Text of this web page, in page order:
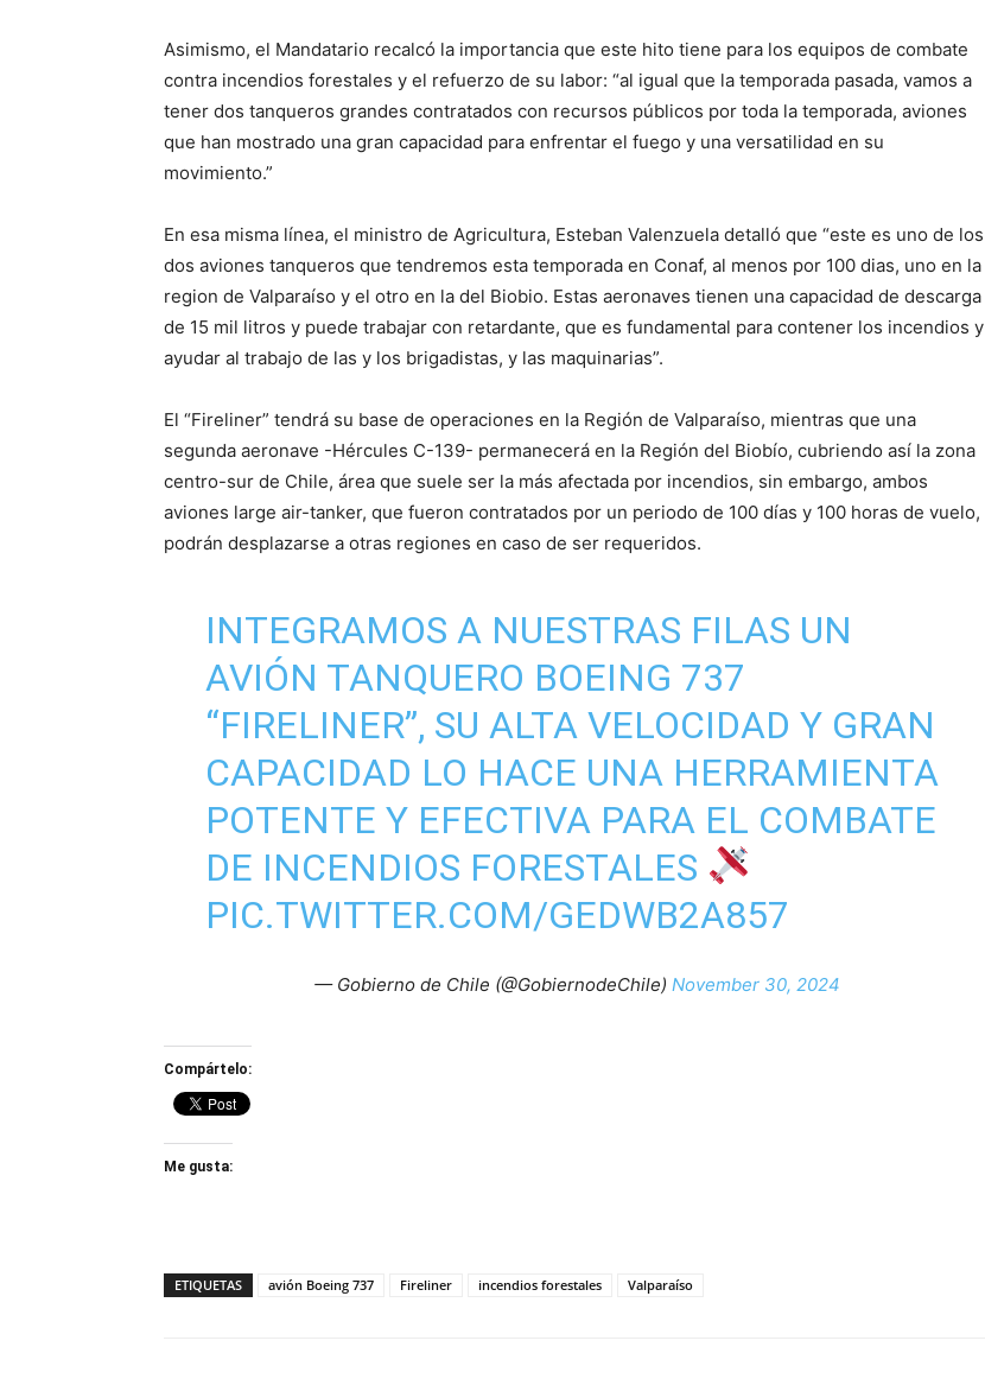
Asimismo, el Mandatario recalcó la importancia que este hito tiene para los equipos de combate
contra incendios forestales y el refuerzo de su labor: “al igual que la temporada pasada, vamos a
tener dos tanqueros grandes contratados con recursos públicos por toda la temporada, aviones
que han mostrado una gran capacidad para enfrentar el fuego y una versatilidad en su
movimiento.”
En esa misma línea, el ministro de Agricultura, Esteban Valenzuela detalló que “este es uno de los
dos aviones tanqueros que tendremos esta temporada en Conaf, al menos por 100 dias, uno en la
region de Valparaíso y el otro en la del Biobio. Estas aeronaves tienen una capacidad de descarga
de 15 mil litros y puede trabajar con retardante, que es fundamental para contener los incendios y
ayudar al trabajo de las y los brigadistas, y las maquinarias”.
El “Fireliner” tendrá su base de operaciones en la Región de Valparaíso, mientras que una
segunda aeronave -Hércules C-139- permanecerá en la Región del Biobío, cubriendo así la zona
centro-sur de Chile, área que suele ser la más afectada por incendios, sin embargo, ambos
aviones large air-tanker, que fueron contratados por un periodo de 100 días y 100 horas de vuelo,
podrán desplazarse a otras regiones en caso de ser requeridos.
INTEGRAMOS A NUESTRAS FILAS UN
AVIÓN TANQUERO BOEING 737
“FIRELINER”, SU ALTA VELOCIDAD Y GRAN
CAPACIDAD LO HACE UNA HERRAMIENTA
POTENTE Y EFECTIVA PARA EL COMBATE
DE INCENDIOS FORESTALES
PIC.TWITTER.COM/GEDWB2A857
— Gobierno de Chile (@GobiernodeChile) November 30, 2024
Compártelo:
Me gusta:
ETIQUETAS avión Boeing 737 Fireliner incendios forestales Valparaíso